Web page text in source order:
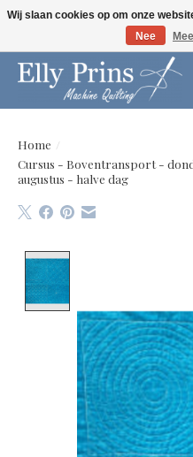
Let op: gewijzigde openingstijden!
Home /
Cursus - Boventransport -
augustus - halve dag
Wij slaan cookies op om onze
Nee